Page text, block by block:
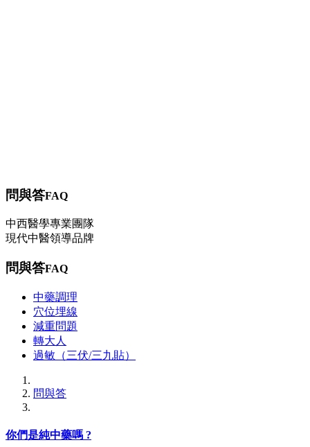
問與答FAQ
中西醫學專業團隊
現代中醫領導品牌
問與答FAQ
中藥調理
穴位埋線
減重問題
轉大人
過敏（三伏/三九貼）
問與答
你們是純中藥嗎 ?